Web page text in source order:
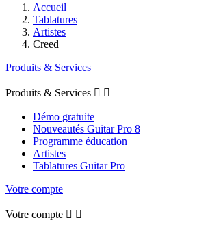
Accueil
Tablatures
Artistes
Creed
Produits & Services
Produits & Services  
Démo gratuite
Nouveautés Guitar Pro 8
Programme éducation
Artistes
Tablatures Guitar Pro
Votre compte
Votre compte  